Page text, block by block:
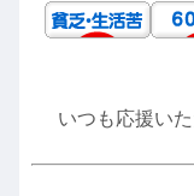
いつも応援い